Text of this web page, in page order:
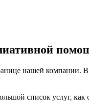
нашей
список услуг,